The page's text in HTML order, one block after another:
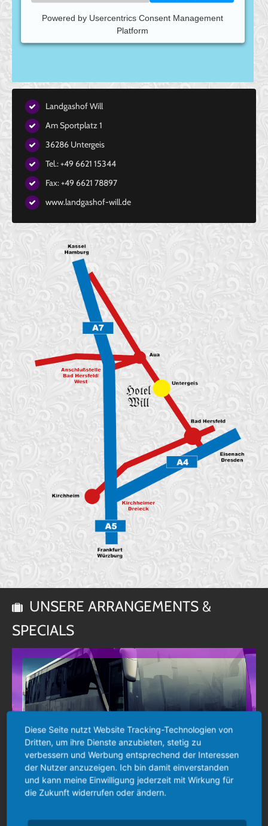
Powered by Usercentrics Consent Management
Platform
Landgashof Will
Am Sportplatz 1
36286 Untergeis
Tel.: +49 6621 15344
Fax: +49 6621 78897
www.landgashof-will.de
UNSERE ARRANGEMENTS &
SPECIALS
Diese Seite nutzt Website Tracking-Technologien von
Dritten, um ihre Dienste anzubieten, stetig zu
verbessern und Werbung entsprechend der Interessen
der Nutzer anzuzeigen. Ich bin damit einverstanden
und kann meine Einwilligung jederzeit mit Wirkung für
die Zukunft widerrufen oder ändern.